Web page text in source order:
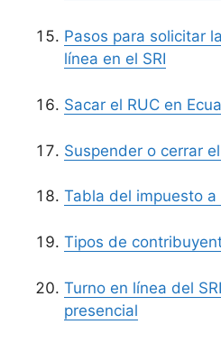
Pasos para solicitar
línea en el SRI
Sacar el RUC en
Suspender o cerrar
Tabla del impuesto a
Tipos de
Turno en línea del
presencial